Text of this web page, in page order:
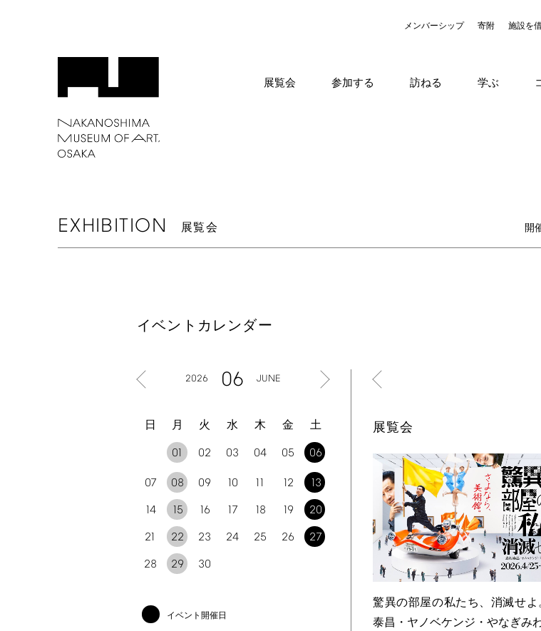
メンバーシップ 寄附 施設を
展覧会 参加する 訪ねる 学ぶ
EXHIBITION 展覧会 開
イベントカレンダー
2026 06 JUNE
日 月 火 水 木 金 土
01 02 03 04 05 06
07 08 09 10 11 12 13
14 15 16 17 18 19 20
21 22 23 24 25 26 27
28 29 30
イベント開催日
展覧会
驚異の部屋の私たち、消滅せ
泰昌・ヤノベケンジ・やなぎみ